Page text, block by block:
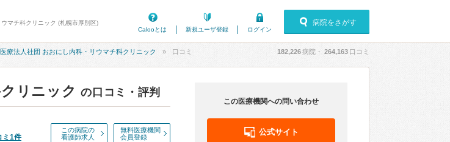
マチ科クリニック (札幌市厚別区)
Calooとは
新規ユーザ登録 ログイン
病院をさがす
医療法人社団 おおにし内科・リウマチ科クリニック 口コミ 182,226病院・ 264,163 口コミ
リニック の口コミ・評判
この病院の
看護師求人
無料医療機関
会員登録
ミ 1件
この医療機関への問い合わせ
公式サイト